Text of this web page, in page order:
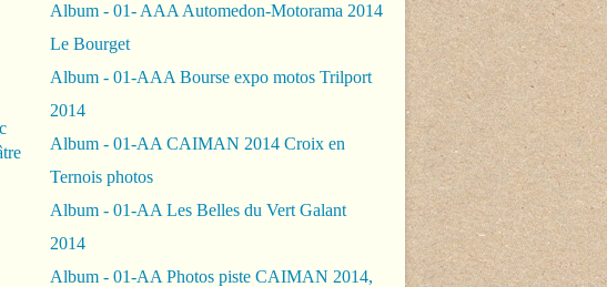
Album - 01- AAA Automedon-Motorama 2014
Le Bourget
Album - 01-AAA Bourse expo motos Trilport
2014
Album - 01-AA CAIMAN 2014 Croix en
Ternois photos
Album - 01-AA Les Belles du Vert Galant
2014
Album - 01-AA Photos piste CAIMAN 2014,